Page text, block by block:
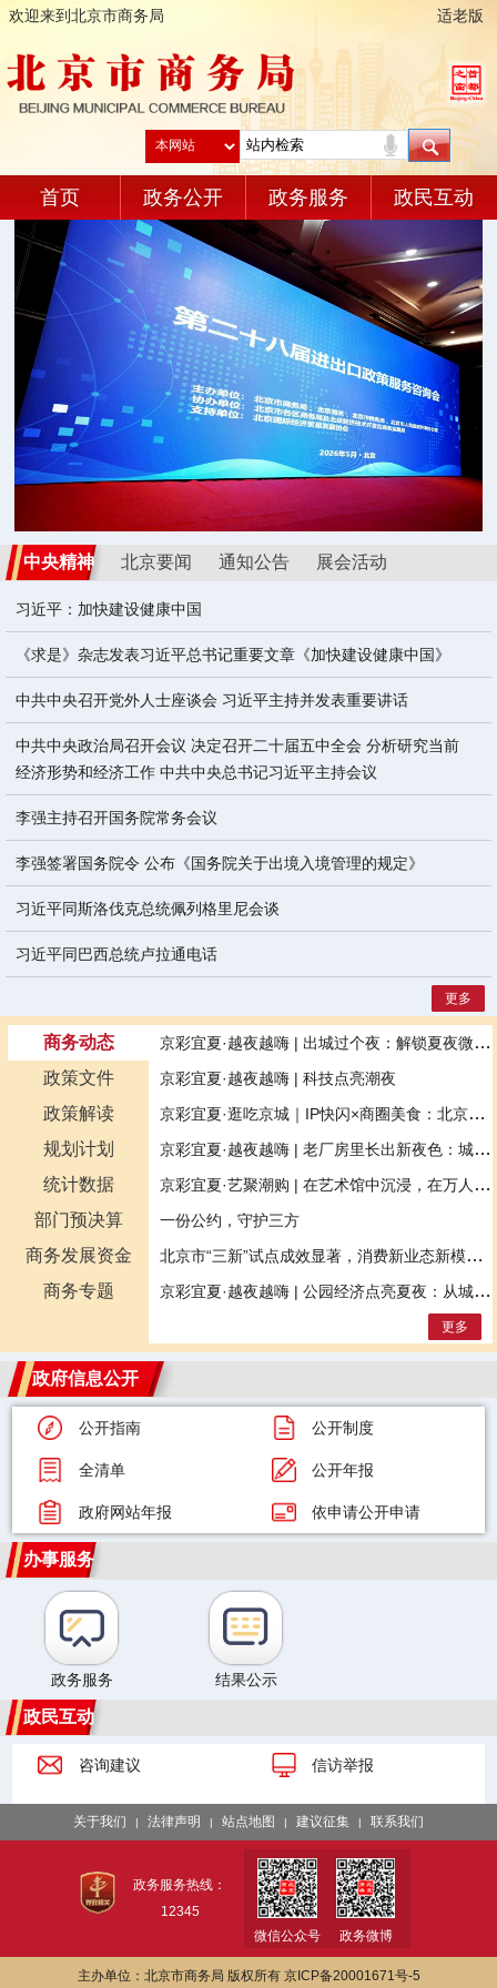
欢迎来到北京市商务局 适老版
首页 政务公开 政务服务 政民互动
第二十八届进出口政策服务咨询会顺利举办
中央精神 北京要闻 通知公告 展会活动
习近平：加快建设健康中国
《求是》杂志发表习近平总书记重要文章《加快建设健康中国》
中共中央召开党外人士座谈会 习近平主持并发表重要讲话
中共中央政治局召开会议 决定召开二十届五中全会 分析研究当前
经济形势和经济工作 中共中央总书记习近平主持会议
李强主持召开国务院常务会议
李强签署国务院令 公布《国务院关于出境入境管理的规定》
习近平同斯洛伐克总统佩列格里尼会谈
习近平同巴西总统卢拉通电话
更多
商务动态
政策文件
政策解读
规划计划
统计数据
部门预决算
商务发展资金
商务专题
京彩宜夏·越夜越嗨 | 出城过个夜：解锁夏夜微度假新体验（上）
京彩宜夏·越夜越嗨 | 科技点亮潮夜
京彩宜夏·逛吃京城｜IP快闪×商圈美食：北京7月的快乐是逛吃给的
京彩宜夏·越夜越嗨 | 老厂房里长出新夜色：城市更新激活夜间经济
京彩宜夏·艺聚潮购 | 在艺术馆中沉浸，在万人合唱里落泪：这才是七月的北京
一份公约，守护三方
北京市“三新”试点成效显著，消费新业态新模式新场景加速涌现
京彩宜夏·越夜越嗨 | 公园经济点亮夏夜：从城市绿肺到夜间新去处
更多
政府信息公开
公开指南 公开制度
全清单 公开年报
政府网站年报 依申请公开申请
办事服务
政务服务 结果公示
政民互动
咨询建议 信访举报
关于我们 | 法律声明 | 站点地图 | 建议征集 | 联系我们
政务服务热线：
12345
微信公众号
政务微博
主办单位：北京市商务局 版权所有 京ICP备20001671号-5